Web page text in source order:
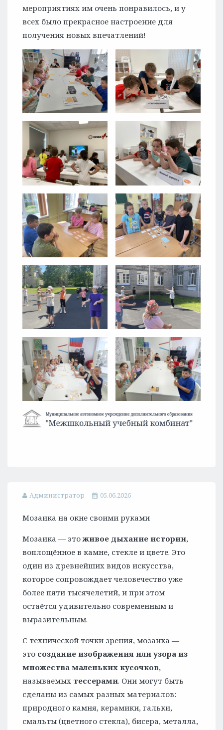
мероприятиях им очень понравилось, и у
всех было прекрасное настроение для
получения новых впечатлений!
Администратор 05.06.2026
Мозаика на окне своими руками
Мозаика — этоживое дыхание истории,
воплощённое в камне, стекле и цвете. Это
один из древнейших видов искусства,
которое сопровождает человечество уже
более пяти тысячелетий, и при этом
остаётся удивительно современным и
выразительным.
С технической точки зрения, мозаика —
это создание изображения или узора из
множества маленьких кусочков,
называемых тессерами. Они могут быть
сделаны из самых разных материалов:
природного камня, керамики, гальки,
смальты (цветного стекла), бисера, металла,